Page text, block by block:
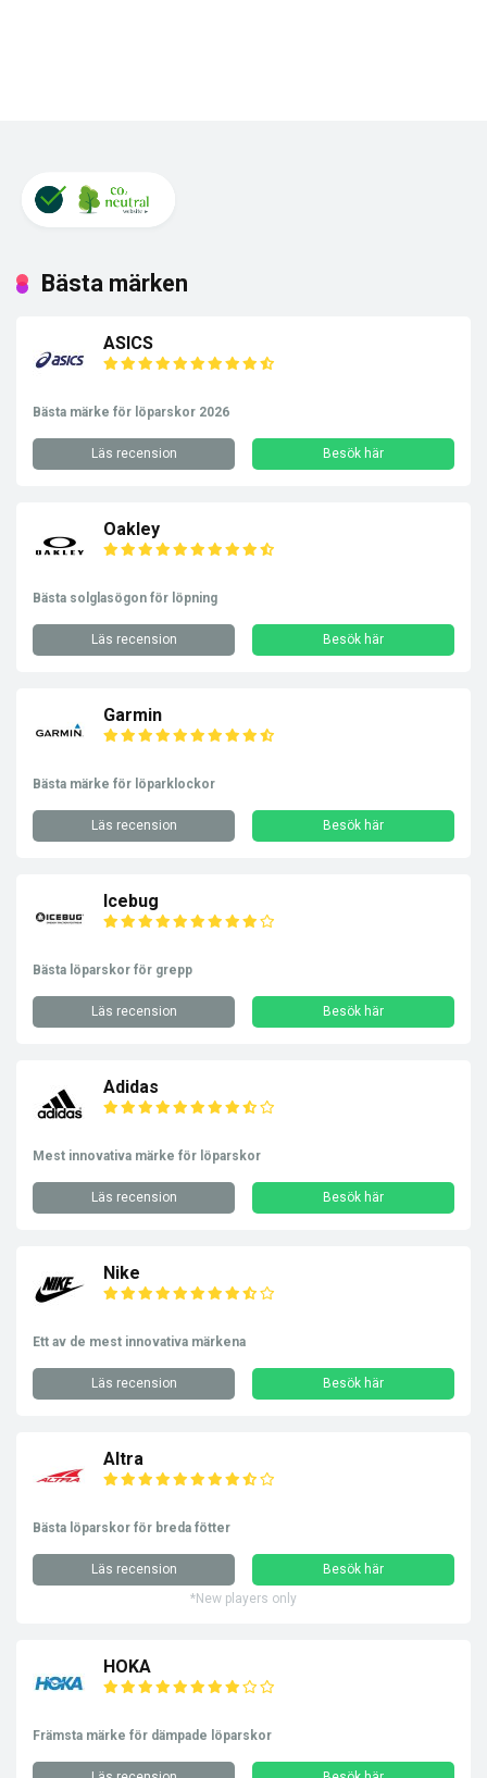
Bästa märken
ASICS
Bästa märke för löparskor 2026
Läs recension Besök här
Oakley
Bästa solglasögon för löpning
Läs recension Besök här
Garmin
Bästa märke för löparklockor
Läs recension Besök här
Icebug
Bästa löparskor för grepp
Läs recension Besök här
Adidas
Mest innovativa märke för löparskor
Läs recension Besök här
Nike
Ett av de mest innovativa märkena
Läs recension Besök här
Altra
Bästa löparskor för breda fötter
Läs recension
Besök här
*New players only
HOKA
Främsta märke för dämpade löparskor